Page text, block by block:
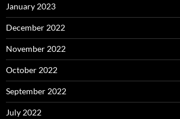
January 2023
December 2022
November 2022
October 2022
September 2022
July 2022